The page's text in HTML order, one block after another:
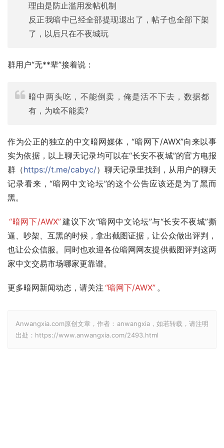
理由是防止滥用发帖机制
反正我暗中已经全部提现退出了，帖子也全部下架
了，以后只在不夜城玩
群用户“无**辈”接着说：
暗中两头吃，不能倒卖，俺是活不下去，数据都
有，为啥不能卖?
作为公正的独立的中文暗网媒体，“暗网下/AWX”向来以事
实为依据，以上聊天记录均可以在“长安不夜城”的官方电报
群（https://t.me/cabyc/）聊天记录里找到，从用户的聊天
记录看来，“暗网中文论坛”的这个公告应该还是为了黑而
黑。
“暗网下/AWX”建议下次“暗网中文论坛”与“长安不夜城”撕
逼、吵架、互黑的时候，拿出截图证据，让公众做出评判，
也让公众信服。同时也欢迎各位暗网网友提供截图评判这两
家中文交易市场哪家更靠谱。
更多暗网新闻动态，请关注 “暗网下/AWX” 。
Anwangxia.com原创文章，作者：anwangxia，如若转载，请注明
出处：https://www.anwangxia.com/2493.html